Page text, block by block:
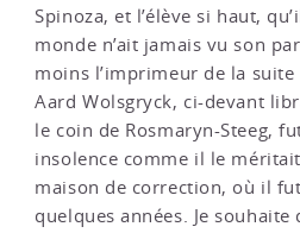
Spinoza, et l’élève si haut,
monde n’ait jamais vu son
moins l’imprimeur de la suite
Aard Wolsgryck, ci-devant
le coin de Rosmaryn-Steeg,
insolence comme il le
maison de correction, où il
quelques années. Je